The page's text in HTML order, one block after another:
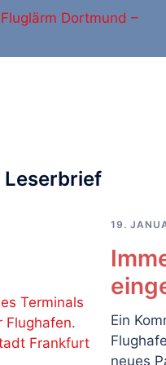
Leserbrief
19.
Ein
neues